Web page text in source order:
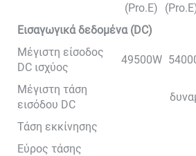
(Pro.E)
Εισαγωγικά δεδομένα (DC)
Μέγιστη είσοδος
DC ισχύος
49500W
Μέγιστη τάση
εισόδου DC
Τάση εκκίνησης
Εύρος τάσης